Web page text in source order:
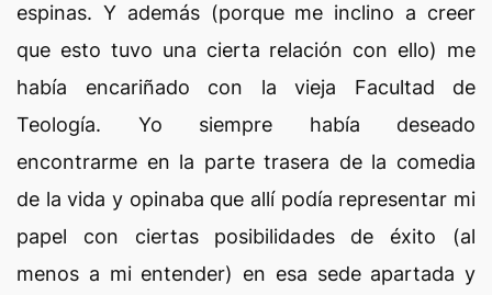
espinas. Y además (porque me inclino a creer
que esto tuvo una cierta relación con ello) me
había encariñado con la vieja Facultad de
Teología. Yo siempre había deseado
encontrarme en la parte trasera de la comedia
de la vida y opinaba que allí podía representar mi
papel con ciertas posibilidades de éxito (al
menos a mi entender) en esa sede apartada y